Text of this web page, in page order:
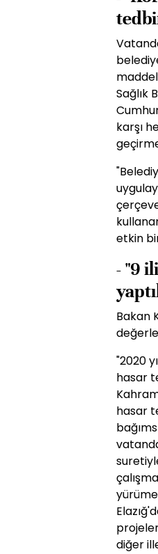
Sağlık
karşı
etkin
- "9
Bakan
"2020
hasar
hasar
diğer